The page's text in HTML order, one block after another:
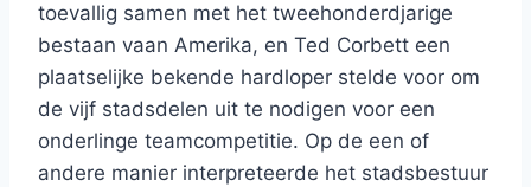
toevallig samen met het tweehonderdjarige
bestaan vaan Amerika, en Ted Corbett een
plaatselijke bekende hardloper stelde voor om
de vijf stadsdelen uit te nodigen voor een
onderlinge teamcompetitie. Op de een of
andere manier interpreteerde het stadsbestuur